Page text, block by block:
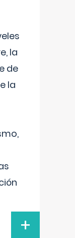
la
de
la
+